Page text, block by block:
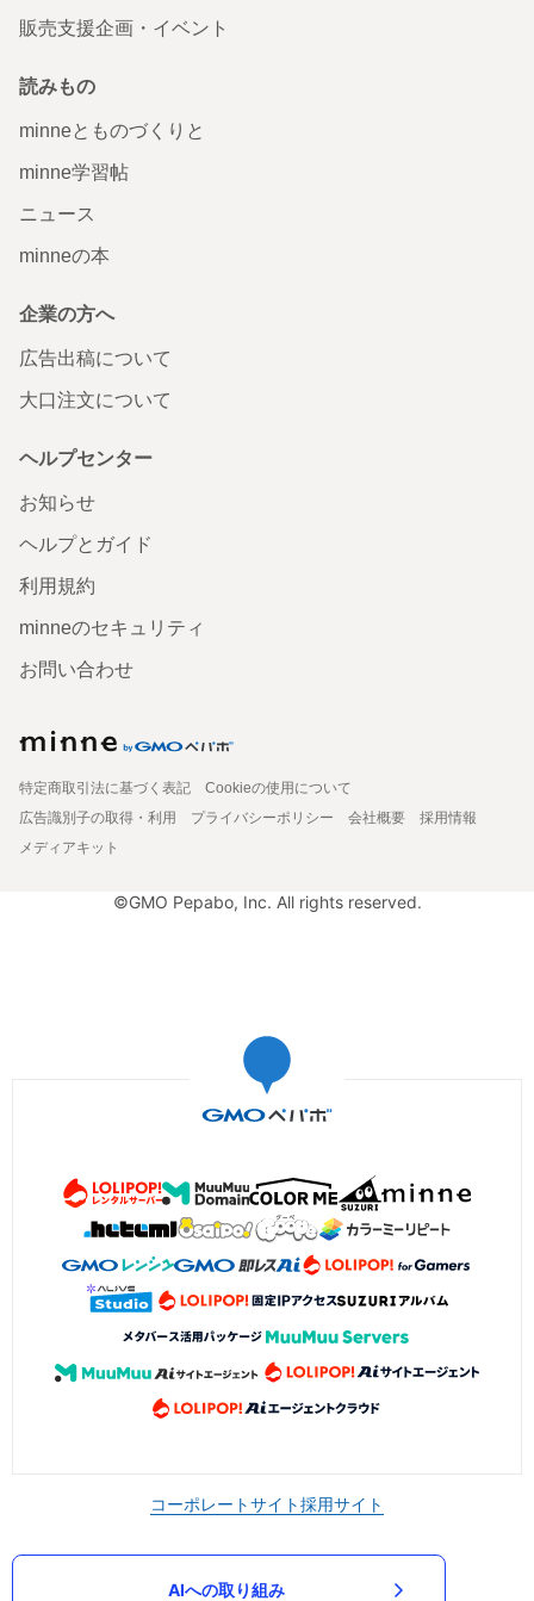
販売支援企画・イベント
読みもの
minneとものづくりと
minne学習帖
ニュース
minneの本
企業の方へ
広告出稿について
大口注文について
ヘルプセンター
お知らせ
ヘルプとガイド
利用規約
minneのセキュリティ
お問い合わせ
特定商取引法に基づく表記
Cookieの使用について
広告識別子の取得・利用
プライバシーポリシー 会社概要
採用情報
メディアキット
©GMO Pepabo, Inc. All rights reserved.
コーポレートサイト採用サイト
AIへの取り組み